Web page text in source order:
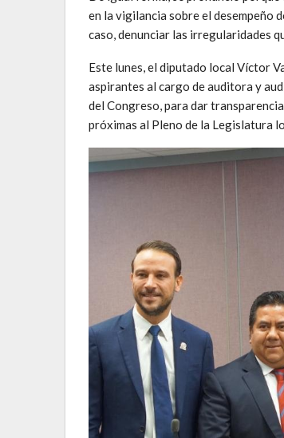
en la vigilancia sobre el desempeño
caso, denunciar las irregularidades
Este lunes, el diputado local Víctor
aspirantes al cargo de auditora y
del Congreso, para dar
próximas al Pleno de la Legislatura